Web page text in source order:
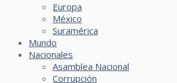
Europa
México
Suramérica
Mundo
Nacionales
Asamblea Nacional
Corrupción